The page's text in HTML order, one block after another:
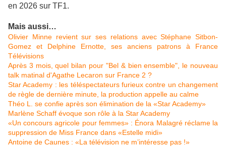
en 2026 sur TF1.
Mais aussi…
Olivier Minne revient sur ses relations avec Stéphane Sitbon-
Gomez et Delphine Ernotte, ses anciens patrons à France
Télévisions
Après 3 mois, quel bilan pour "Bel & bien ensemble", le nouveau
talk matinal d'Agathe Lecaron sur France 2 ?
Star Academy : les téléspectateurs furieux contre un changement
de règle de dernière minute, la production appelle au calme
Théo L. se confie après son élimination de la «Star Academy»
Marlène Schaff évoque son rôle à la Star Academy
«Un concours agricole pour femmes» : Énora Malagré réclame la
suppression de Miss France dans «Estelle midi»
Antoine de Caunes : «La télévision ne m’intéresse pas !»